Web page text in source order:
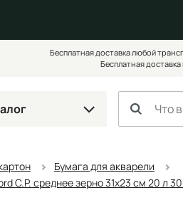
Бесплатная доставка любой
Бесплатная
Бумага для акварели
C.P. среднее зерно 31х23 см 20 л